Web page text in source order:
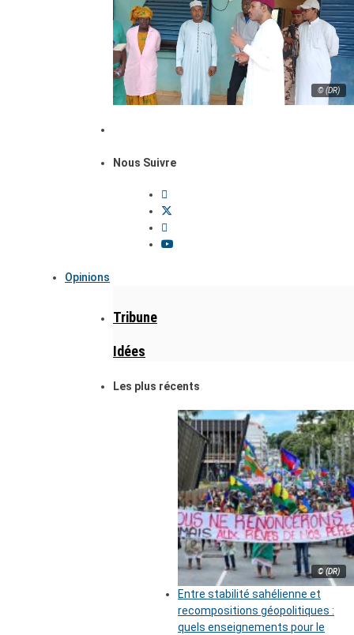
© (DR)
Nous Suivre
Opinions
Tribune
Idées
Les plus récents
© (DR)
Entre stabilité sahélienne et
recompositions géopolitiques :
quels enseignements pour le